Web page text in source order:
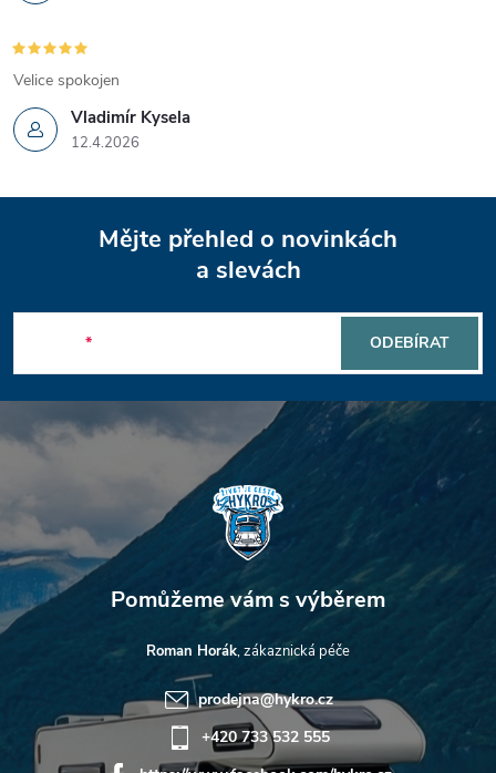
í
p
r
v
p
i
u
Vladimír Kysela
12.4.2026
Velice spokojen
p
a
t
í
Mějte přehled o novinkách
a slevách
ODEBÍRAT
Roman Horák
prodejna@hykro.cz
+420 733 532 555